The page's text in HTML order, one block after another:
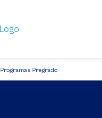
Programas Pregrado